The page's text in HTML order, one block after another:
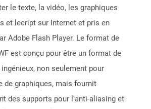
le texte, la vidéo, les graphiques
et lecript sur Internet et pris en
Adobe Flash Player. Le format de
est conçu pour être un format de
non seulement pour
de graphiques, mais fournit
des supports pour l'anti-aliasing et